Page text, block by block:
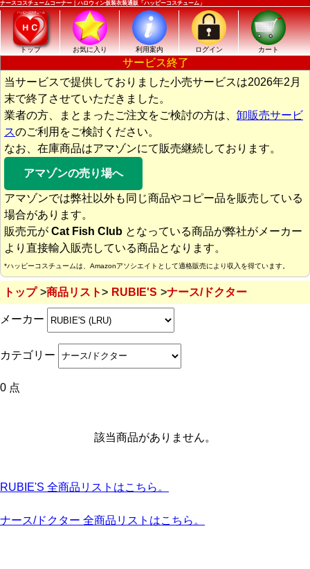
ナースコスチュームコーナー｜ハロウィン仮装衣装通販「ハッピーコスチューム」
トップ お気に入り 利用案内 ログイン カート
サービス終了
当サービスで提供しておりました小売サービスは2026年2月
末で終了させていただきました。
業者の方、まとまったご注文をご検討の方は、 卸販売サービ
スのご利用をご検討ください。
なお、在庫商品はアマゾンにて販売継続しております。
アマゾンの売り場へ
アマゾンでは弊社以外も同じ商品やコピー品を販売している
場合があります。
販売元が Cat Fish Club となっている商品が弊社がメーカー
より直接輸入販売している商品となります。
*ハッピーコスチュームは、Amazonアソシエイトとして適格販売により収入を得ています。
トップ 商品リスト RUBIE'S ナース/ドクター
メーカー
カテゴリー
0 点
該当商品がありません。
RUBIE'S 全商品リストはこちら。
ナース/ドクター 全商品リストはこちら。